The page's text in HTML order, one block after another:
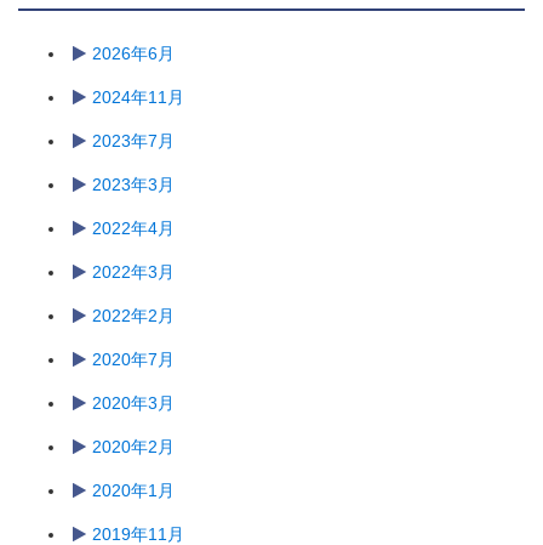
2026年6月
2024年11月
2023年7月
2023年3月
2022年4月
2022年3月
2022年2月
2020年7月
2020年3月
2020年2月
2020年1月
2019年11月